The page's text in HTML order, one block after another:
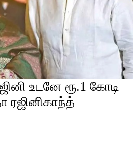
உடனே ரூ.1 கோடி
ரஜினிகாந்த்